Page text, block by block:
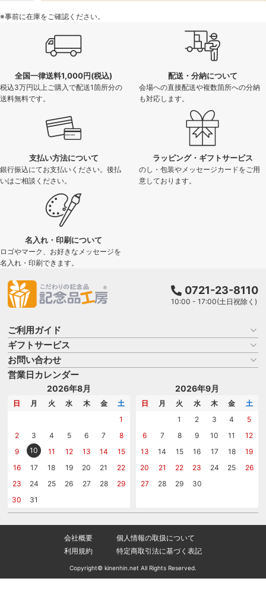
※事前に在庫をご確認ください。
全国一律送料1,000円(税込)
税込3万円以上ご購入で配送1箇所分の
送料無料です。
配送・分納について
会場への直接配送や複数箇所への分納
も対応します。
支払い方法について
銀行振込にてお支払いください。後払
いはご相談ください。
ラッピング・ギフトサービス
のし・包装やメッセージカードをご用
意しております。
名入れ・印刷について
ロゴやマーク、お好きなメッセージを
名入れ・印刷できます。
0721-23-8110
10:00 - 17:00(土日祝除く)
ご利用ガイド
お買い物ガイド
よくある質問
はじめての記念品選び
記念品工房の使い方
ギフトサービス
名入れについて
のし
メッセージカード
お問い合わせ
商品選びを相談する
名入れについて相談する
カタログを請求する
営業日カレンダー
2026年8月
日 月 火 水 木 金
土
1
2
3 4 5 6 7
8
9
10 11 12 13 14
15
16
17 18 19 20 21
22
23
24 25 26 27 28
29
30
31
2026年9月
日 月 火 水 木 金
土
1
2 3 4
5
6
7 8 9 10 11
12
13
14 15 16 17 18
19
20
21 22 23 24 25
26
27
28 29 30
会社概要
個人情報の取扱について
利用規約
特定商取引法に基づく表記
Copyright© kinenhin.net All Rights Reserved.